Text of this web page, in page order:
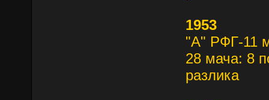
1953
"А" РФГ-11
28 мача: 8
разлика